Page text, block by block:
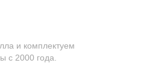
и комплектуем
с 2000 года.